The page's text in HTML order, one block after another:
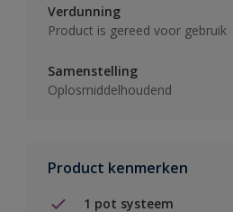
Verdunning
Product is gereed voor gebruik
Samenstelling
Oplosmiddelhoudend
Product kenmerken
1 pot systeem